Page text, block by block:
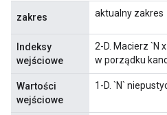
zakres aktualny zakres
Indeksy
wejściowe
2-D. Macierz `N
w porządku
Wartości
wejściowe
1-D. `N`